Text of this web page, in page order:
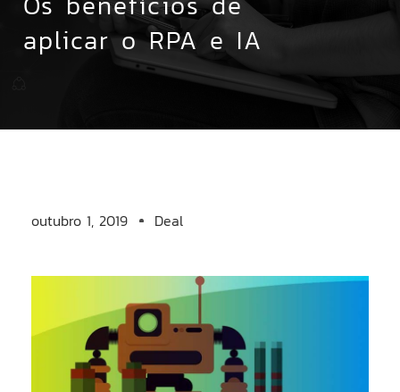
aplicar o RPA e IA
outubro 1, 2019 Deal